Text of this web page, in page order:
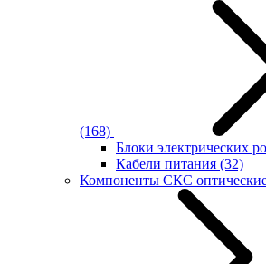
(168)
Блоки электрических
Кабели питания (32)
Компоненты СКС